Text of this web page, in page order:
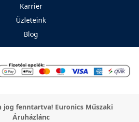
Karrier
Üzleteink
Blog
jog fenntartva! Euronics Műszaki
Áruházlánc